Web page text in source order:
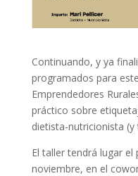
Continuando, y ya
programados para
Emprendedores
práctico sobre
dietista-nutricionista
El taller tendrá lugar
noviembre, en el